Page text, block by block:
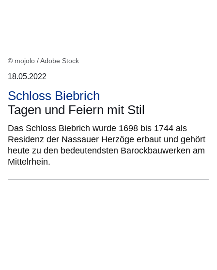
© mojolo / Adobe Stock
18.05.2022
Schloss Biebrich
Tagen und Feiern mit Stil
Das Schloss Biebrich wurde 1698 bis 1744 als
Residenz der Nassauer Herzöge erbaut und gehört
heute zu den bedeutendsten Barockbauwerken am
Mittelrhein.